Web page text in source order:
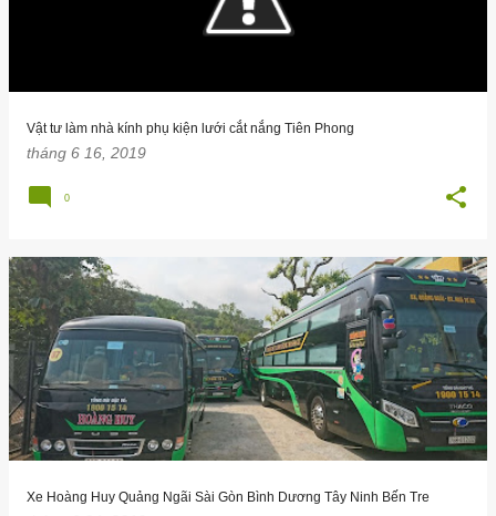
Vật tư làm nhà kính phụ kiện lưới cắt nắng Tiên Phong
tháng 6 16, 2019
0
Xe Hoàng Huy Quảng Ngãi Sài Gòn Bình Dương Tây Ninh Bến Tre